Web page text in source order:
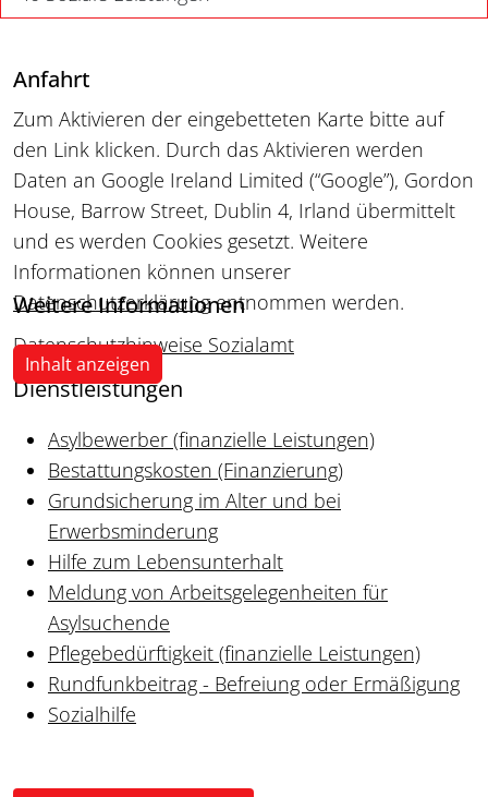
Anfahrt
Zum Aktivieren der eingebetteten Karte bitte auf
den Link klicken. Durch das Aktivieren werden
Daten an Google Ireland Limited (“Google”), Gordon
House, Barrow Street, Dublin 4, Irland übermittelt
und es werden Cookies gesetzt. Weitere
Informationen können unserer
Datenschutzerklärungentnommen werden.
Inhalt anzeigen
Weitere Informationen
Datenschutzhinweise Sozialamt
Dienstleistungen
Asylbewerber (finanzielle Leistungen)
Bestattungskosten (Finanzierung)
Grundsicherung im Alter und bei
Erwerbsminderung
Hilfe zum Lebensunterhalt
Meldung von Arbeitsgelegenheiten für
Asylsuchende
Pflegebedürftigkeit (finanzielle Leistungen)
Rundfunkbeitrag - Befreiung oder Ermäßigung
Sozialhilfe